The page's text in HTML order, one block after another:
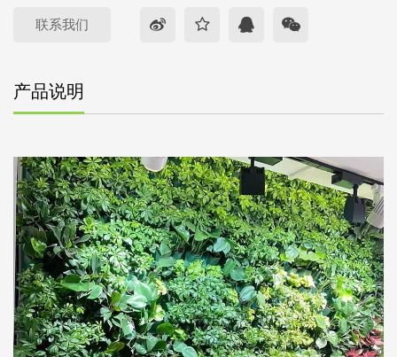
联系我们
产品说明